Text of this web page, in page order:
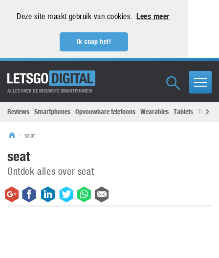
Deze site maakt gebruik van cookies. Lees meer
Ik snap het!
ALLES OVER DE NIEUWSTE SMARTPHONES!
Reviews Smartphones Opvouwbare telefoons Wearables Tablets
seat
seat
Ontdek alles over seat